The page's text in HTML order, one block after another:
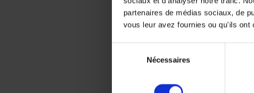
partenaires de médias sociaux, de
vous leur avez fournies ou qu'ils
Nécessaires